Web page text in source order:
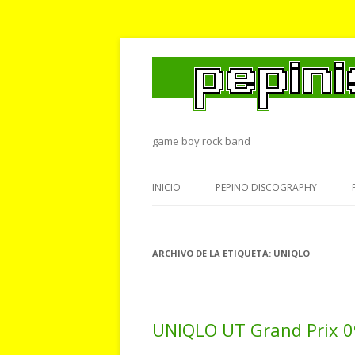
game boy rock band
INICIO PEPINO DISCOGRAPHY
ARCHIVO DE LA ETIQUETA: UNIQLO
UNIQLO UT Grand Prix